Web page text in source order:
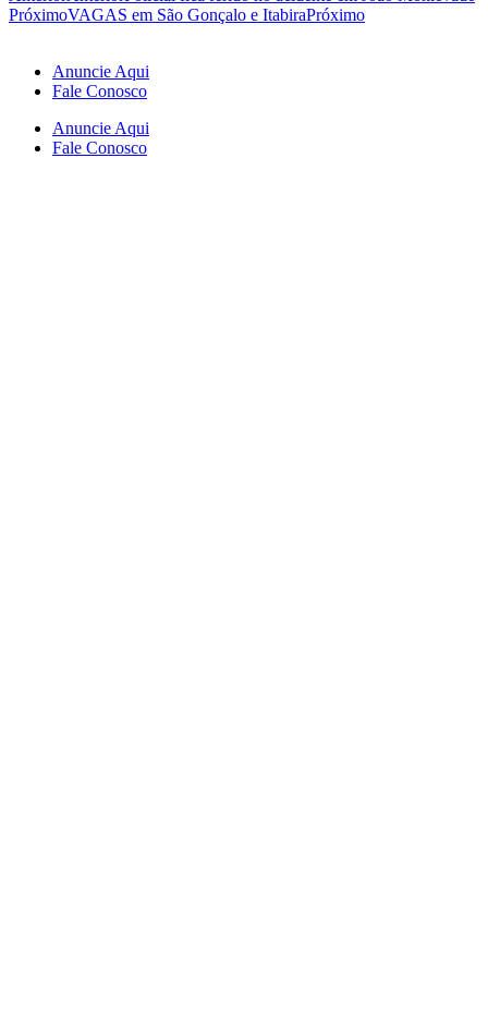
PróximoVAGAS em São Gonçalo e ItabiraPróximo
Anuncie Aqui
Fale Conosco
Anuncie Aqui
Fale Conosco